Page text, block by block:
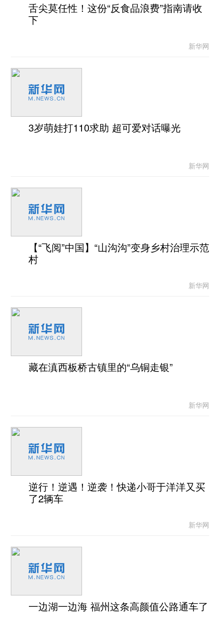
舌尖莫任性！这份“反食品浪费”指南请收
下
新华网
3岁萌娃打110求助 超可爱对话曝光
新华网
【“飞阅”中国】“山沟沟”变身乡村治理示范
村
新华网
藏在滇西板桥古镇里的“乌铜走银”
新华网
逆行！逆遇！逆袭！快递小哥于洋洋又买
了2辆车
新华网
一边湖一边海 福州这条高颜值公路通车了